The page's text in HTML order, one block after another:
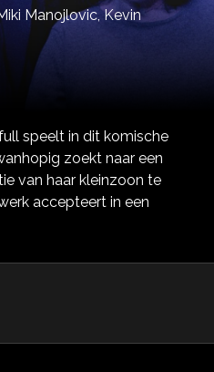
Manojlovic,Kevin
speelt in dit komische
zoekt naar een
van haar kleinzoon te
accepteert in een